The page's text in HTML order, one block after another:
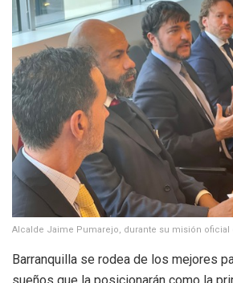
Alcalde Jaime Pumarejo, durante su misión oficial
Barranquilla se rodea de los mejores